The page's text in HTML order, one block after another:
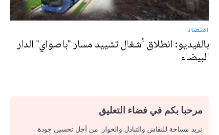
اقتصاد
بالفيديو: انطلاق أشغال تشييد مسار "باصواي" الدار
البيضاء
مرحبا بكم في فضاء التعليق
نريد مساحة للنقاش والتبادل والحوار. من أجل تحسين جودة